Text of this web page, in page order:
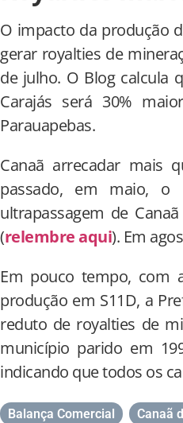
O impacto da produção
gerar royalties de
de julho. O Blog calcula
Carajás será 30%
Parauapebas.
Canaã arrecadar mais
passado, em maio,
ultrapassagem de
(relembre aqui). Em
Em pouco tempo, com
produção em S11D, a
reduto de royalties de
município parido em
indicando que todos os
Balança Comercial Canaã